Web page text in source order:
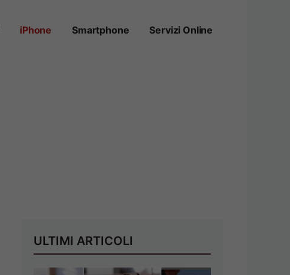
iPhone Smartphone Servizi Online
ULTIMI ARTICOLI